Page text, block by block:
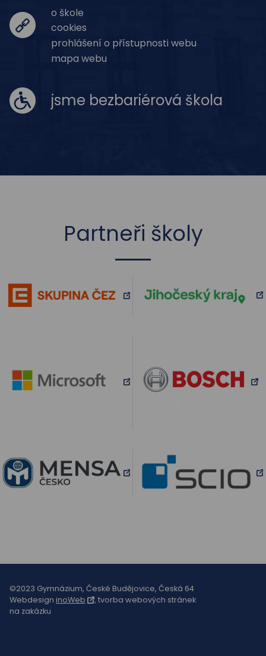
o škole
cookies
prohlášení o přístupnosti webu
mapa webu
jsme bezbariérová škola
Partneři školy
©2023 Gymnázium, České Budějovice, Česká 64
Webdesign inoWeb
, tvorba webových stránek
na zakázku